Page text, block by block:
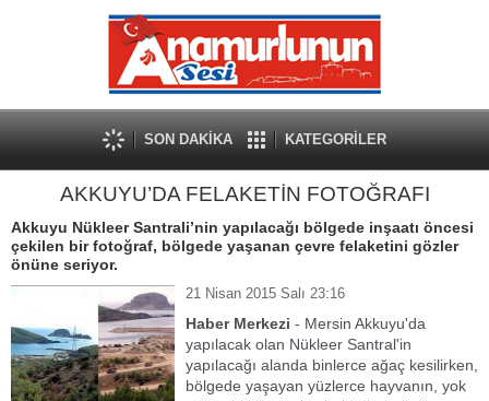
SON DAKİKA KATEGORİLER
AKKUYU’DA FELAKETİN FOTOĞRAFI
Akkuyu Nükleer Santrali’nin yapılacağı bölgede inşaatı öncesi
çekilen bir fotoğraf, bölgede yaşanan çevre felaketini gözler
önüne seriyor.
21 Nisan 2015 Salı 23:16
Haber Merkezi - Mersin Akkuyu'da
yapılacak olan Nükleer Santral'in
yapılacağı alanda binlerce ağaç kesilirken,
bölgede yaşayan yüzlerce hayvanın, yok